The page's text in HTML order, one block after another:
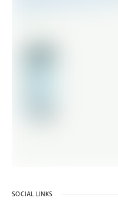
SOCIAL LINKS